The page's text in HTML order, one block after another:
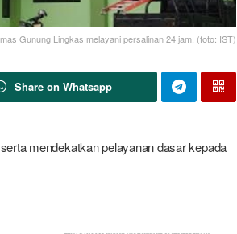
Gunung Lingkas melayani persalinan 24 jam. (foto: IST)
Share on Whatsapp
mendekatkan pelayanan dasar kepada